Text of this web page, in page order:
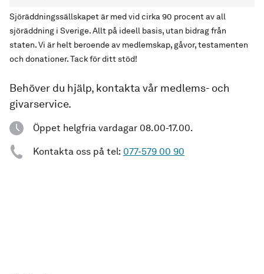
Sjöräddningssällskapet är med vid cirka 90 procent av all
sjöräddning i Sverige. Allt på ideell basis, utan bidrag från
staten. Vi är helt beroende av medlemskap, gåvor, testamenten
och donationer. Tack för ditt stöd!
Behöver du hjälp, kontakta vår medlems- och
givarservice.
Öppet helgfria vardagar 08.00-17.00.
Kontakta oss på tel: 077-579 00 90